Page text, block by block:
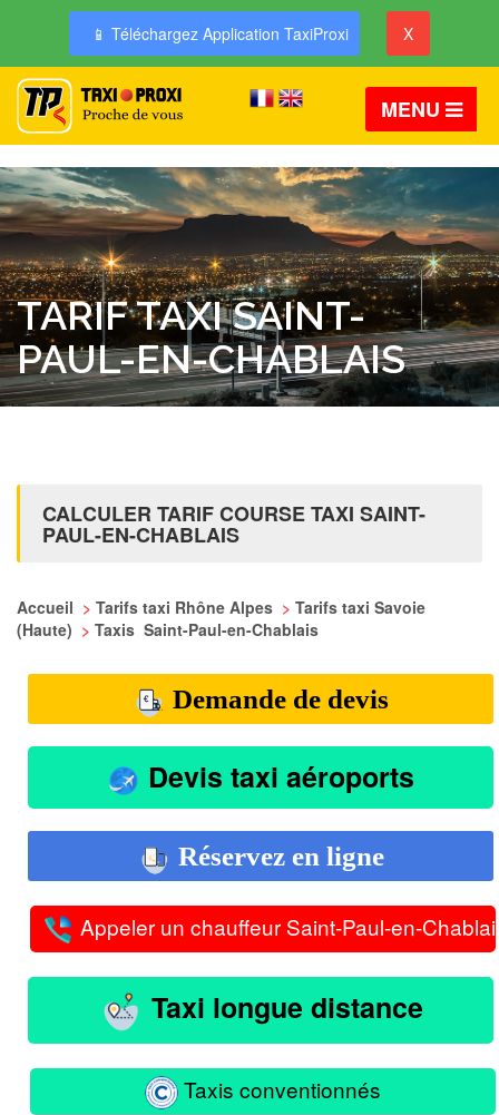
📱 Téléchargez Application TaxiProxi X
MENU
TARIF TAXI SAINT-
PAUL-EN-CHABLAIS
CALCULER TARIF COURSE TAXI SAINT-
PAUL-EN-CHABLAIS
Accueil > Tarifs taxi Rhône Alpes > Tarifs taxi Savoie
(Haute) > Taxis Saint-Paul-en-Chablais
Demande de devis
Devis taxi aéroports
Réservez en ligne
Appeler un chauffeur Saint-Paul-en-
Taxi longue distance
Taxis conventionnés